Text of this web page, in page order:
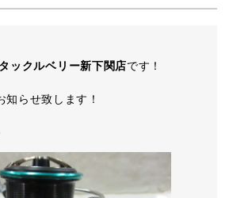
タックルベリー新下関店です！
らせ致します！